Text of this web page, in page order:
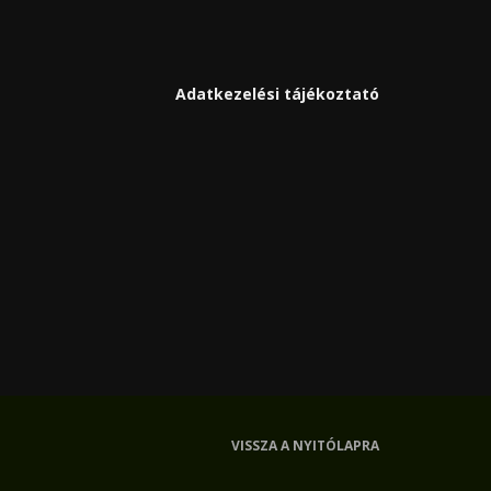
Adatkezelési tájékoztató
VISSZA A NYITÓLAPRA